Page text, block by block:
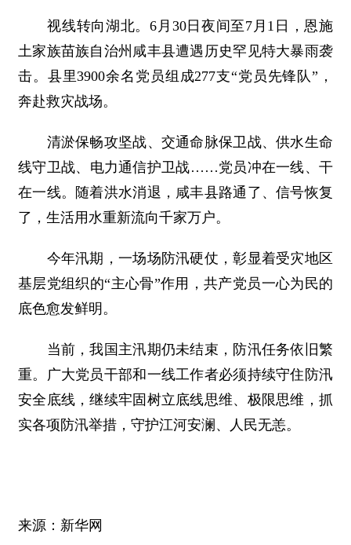
视线转向湖北。6月30日夜间至7月1日，恩施
土家族苗族自治州咸丰县遭遇历史罕见特大暴雨袭
击。县里3900余名党员组成277支“党员先锋队”，
奔赴救灾战场。
清淤保畅攻坚战、交通命脉保卫战、供水生命
线守卫战、电力通信护卫战……党员冲在一线、干
在一线。随着洪水消退，咸丰县路通了、信号恢复
了，生活用水重新流向千家万户。
今年汛期，一场场防汛硬仗，彰显着受灾地区
基层党组织的“主心骨”作用，共产党员一心为民的
底色愈发鲜明。
当前，我国主汛期仍未结束，防汛任务依旧繁
重。广大党员干部和一线工作者必须持续守住防汛
安全底线，继续牢固树立底线思维、极限思维，抓
实各项防汛举措，守护江河安澜、人民无恙。
来源：新华网